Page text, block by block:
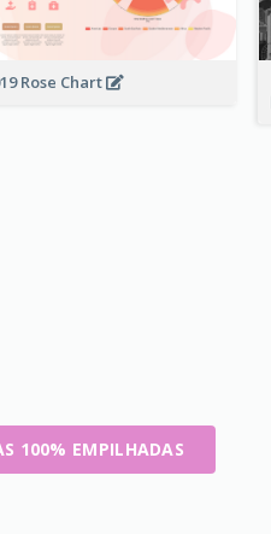
Rose Chart
100% EMPILHADAS